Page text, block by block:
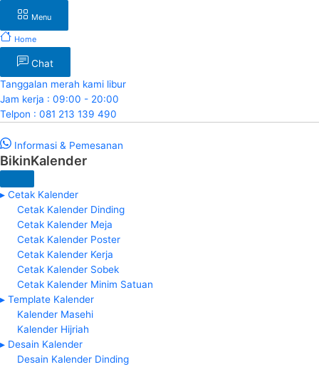
Menu
Home
Chat
Tanggalan merah kami libur
Jam kerja : 09:00 - 20:00
Telpon : 081 213 139 490
Informasi & Pemesanan
BikinKalender
▸ Cetak Kalender
Cetak Kalender Dinding
Cetak Kalender Meja
Cetak Kalender Poster
Cetak Kalender Kerja
Cetak Kalender Sobek
Cetak Kalender Minim Satuan
▸ Template Kalender
Kalender Masehi
Kalender Hijriah
▸ Desain Kalender
Desain Kalender Dinding